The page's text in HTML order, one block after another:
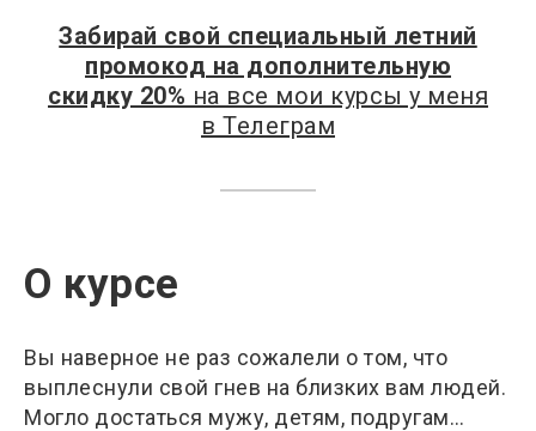
Забирай свой специальный летний
промокод на дополнительную
скидку 20% на все мои курсы у меня
в Телеграм
О курсе
Вы наверное не раз сожалели о том, что
выплеснули свой гнев на близких вам людей.
Могло достаться мужу, детям, подругам…